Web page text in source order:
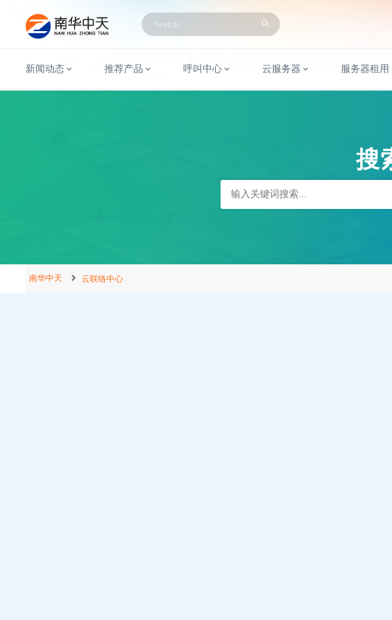
新闻动态 推荐产品 呼叫中心 云服务器 服务器租用
搜
南华中天 云联络中心